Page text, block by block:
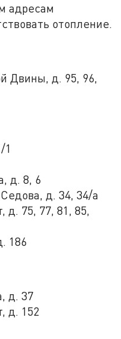
адресам
отопление.
Двины, д. 95, 96,
1
д. 8, 6
д. 34, 34/а
д. 75, 77, 81, 85,
186
д. 37
д. 152